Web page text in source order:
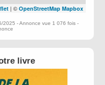
| © OpenStreetMap Mapbox
2025 - Annonce vue 1 076 fois -
livre